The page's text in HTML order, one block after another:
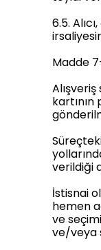
6.5.
Madde
verildiği
İstisnai
hemen
ve
ve/veya